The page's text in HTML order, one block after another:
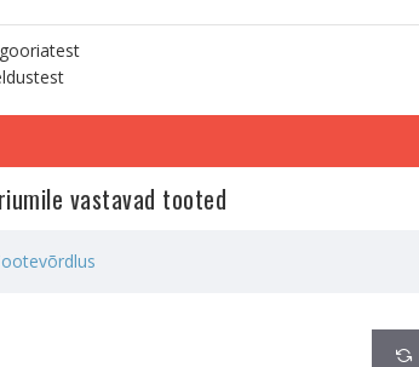
vastavad tooted